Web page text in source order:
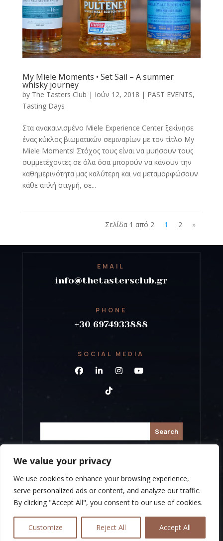
We value your privacy
We use cookies to enhance your browsing experience,
serve personalized ads or content, and analyze our traffic.
By clicking "Accept All", you consent to our use of cookies.
Customize Reject All Accept All
My Miele Moments • Set Sail – A summer
whisky journey
by The Tasters Club | Ιούν 12, 2018 | PAST EVENTS,
Tasting Days
Στα ανακαινισμένο Miele Experience Center ξεκίνησε
ένας κύκλος βιωματικών σεμιναρίων με τον τίτλο My
Miele Moments! Στόχος τους είναι να μυήσουν τους
συμμετέχοντες σε όλα όσα μπορούν να κάνουν την
καθημερινότητα μας καλύτερη και να μεταμορφώσουν
κάθε απλή στιγμή, σε...
Σελίδα 1 από 2 1 2 »
EMAIL
info@thetastersclub.gr
PHONE
+30 6974933888
SOCIAL MEDIA
Copyright 2026 © The Tasters Club |
Created by Propaganda
Όροι Χρήσης & Πολιτική Απορρήτου